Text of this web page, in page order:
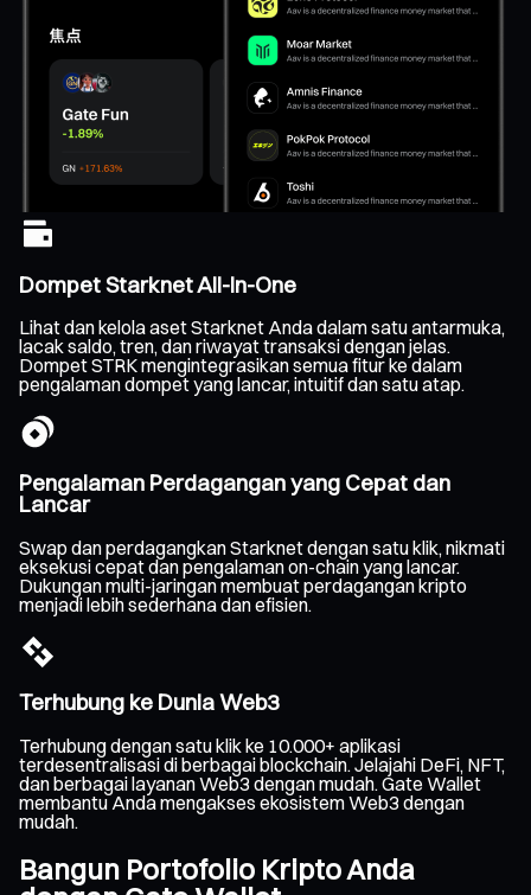
Dompet Starknet All-In-One
Lihat dan kelola aset Starknet Anda dalam satu antarmuka,
lacak saldo, tren, dan riwayat transaksi dengan jelas.
Dompet STRK mengintegrasikan semua fitur ke dalam
pengalaman dompet yang lancar, intuitif dan satu atap.
Pengalaman Perdagangan yang Cepat dan
Lancar
Swap dan perdagangkan Starknet dengan satu klik, nikmati
eksekusi cepat dan pengalaman on-chain yang lancar.
Dukungan multi-jaringan membuat perdagangan kripto
menjadi lebih sederhana dan efisien.
Terhubung ke Dunia Web3
Terhubung dengan satu klik ke 10.000+ aplikasi
terdesentralisasi di berbagai blockchain. Jelajahi DeFi, NFT,
dan berbagai layanan Web3 dengan mudah. Gate Wallet
membantu Anda mengakses ekosistem Web3 dengan
mudah.
Bangun Portofolio Kripto Anda